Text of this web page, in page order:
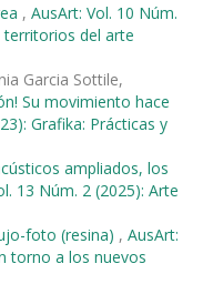
, AusArt: Vol. 10 Núm.
del arte
Garcia Sottile,
Su movimiento hace
Grafika: Prácticas y
ampliados, los
13 Núm. 2 (2025): Arte
foto (resina) , AusArt:
torno a los nuevos